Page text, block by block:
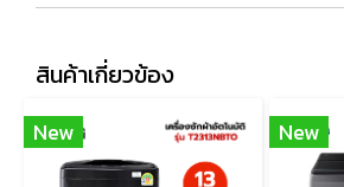
สินค้าเกี่ยวข้อง
New New